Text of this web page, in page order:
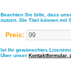
Beachten Sie bitte, dass
nutzen. Die Titel können mit
Preis:
Ist Ihr gewünschtes
Über unser Kontaktformular,